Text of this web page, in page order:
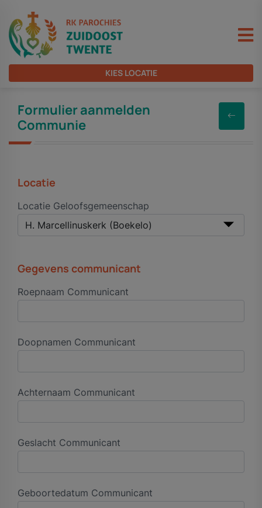
KIES LOCATIE
Formulier aanmelden
Communie
Locatie
Locatie Geloofsgemeenschap
Gegevens communicant
Roepnaam Communicant
Doopnamen Communicant
Achternaam Communicant
Geslacht Communicant
Geboortedatum Communicant